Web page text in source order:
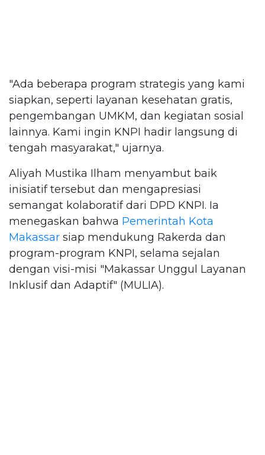
"Ada beberapa program strategis yang kami
siapkan, seperti layanan kesehatan gratis,
pengembangan UMKM, dan kegiatan sosial
lainnya. Kami ingin KNPI hadir langsung di
tengah masyarakat," ujarnya.
Aliyah Mustika Ilham menyambut baik
inisiatif tersebut dan mengapresiasi
semangat kolaboratif dari DPD KNPI. Ia
menegaskan bahwa Pemerintah Kota
Makassar siap mendukung Rakerda dan
program-program KNPI, selama sejalan
dengan visi-misi "Makassar Unggul Layanan
Inklusif dan Adaptif" (MULIA).